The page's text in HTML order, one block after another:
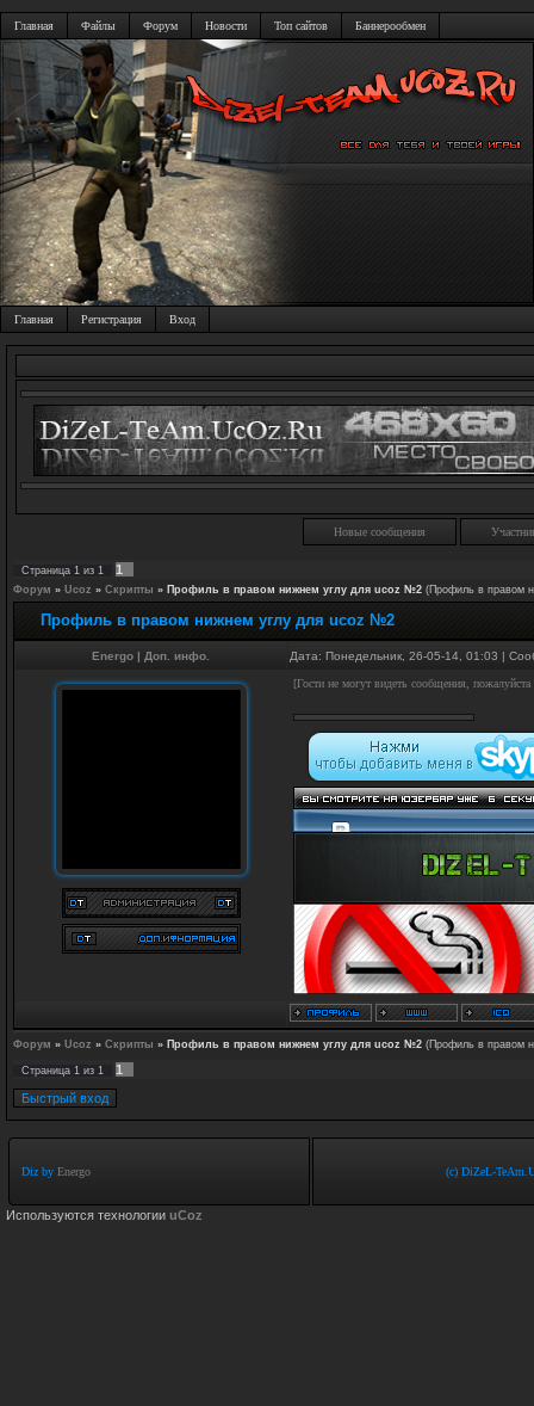
Главная Файлы Форум Новости Топ сайтов Баннерообмен
Главная Регистрация Вход
Новые сообщения
Страница 1 из 1 1
Форум » Ucoz » Скрипты » Профиль в правом нижнем углу для ucoz №2 (Профиль в правом
Профиль в правом нижнем углу для ucoz №2
Energo | Доп. инфо. Дата: Понедельник, 26-05-14, 01:03 |
[Гости не могут видеть сообщения, пожалуйста
Форум » Ucoz » Скрипты » Профиль в правом нижнем углу для ucoz №2 (Профиль в правом
Страница 1 из 1 1
Diz by Energo (c) DiZeL-
Используются технологии uCoz